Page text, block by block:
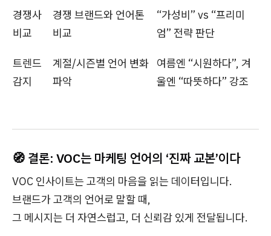
경쟁사
비교
경쟁 브랜드와 언어톤
비교
“가성비” vs “프리미
엄” 전략 판단
트렌드
감지
계절/시즌별 언어 변화
파악
여름엔 “시원하다”, 겨
울엔 “따뜻하다” 강조
🧭 결론: VOC는 마케팅 언어의 ‘진짜 교본’이다
VOC 인사이트는 고객의 마음을 읽는 데이터입니다.
브랜드가 고객의 언어로 말할 때,
그 메시지는 더 자연스럽고, 더 신뢰감 있게 전달됩니다.